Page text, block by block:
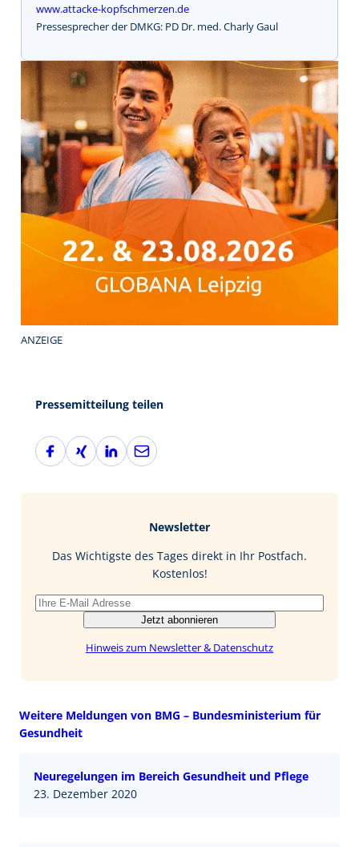
www.attacke-kopfschmerzen.de
Pressesprecher der DMKG: PD Dr. med. Charly Gaul
ANZEIGE
Pressemitteilung teilen
F
a
X
i
L
i
I
E
-
Newsletter
Das Wichtigste des Tages direkt in Ihr Postfach.
Kostenlos!
Jetzt abonnieren
Hinweis zum Newsletter & Datenschutz
Weitere Meldungen von BMG – Bundesministerium für
Gesundheit
Neuregelungen im Bereich Gesundheit und Pflege
23. Dezember 2020